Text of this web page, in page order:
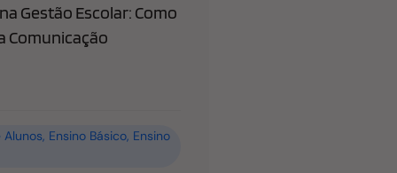
Gestão Escolar: Como
Comunicação
, Ensino Básico, Ensino